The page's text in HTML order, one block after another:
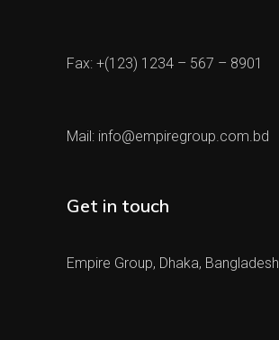
Fax: +(123) 1234 – 567 – 8901
Mail: info@empiregroup.com.bd
Get in touch
Empire Group, Dhaka, Bangladesh